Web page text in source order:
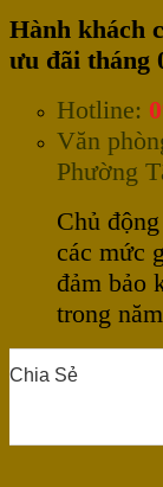
Hành khách
ưu đãi tháng
Hotline:
Văn
Phường
Chủ
các mức
đảm bảo
trong
Chia Sẻ